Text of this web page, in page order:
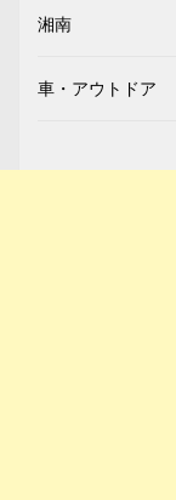
湘南
車・アウトドア